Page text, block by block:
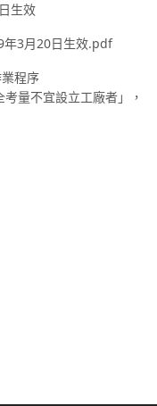
生效
年3月20日生效.pdf
程序
量不宜設立工廠者」，